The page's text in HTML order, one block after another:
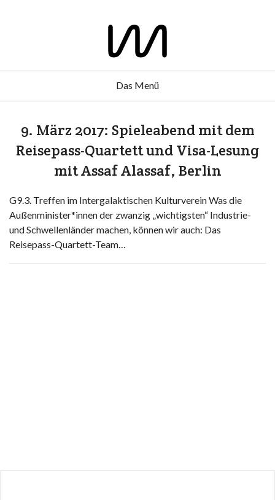
Das Menü
9. März 2017: Spieleabend mit dem
Reisepass-Quartett und Visa-Lesung
mit Assaf Alassaf, Berlin
G9.3. Treffen im Intergalaktischen Kulturverein Was die
Außenminister*innen der zwanzig „wichtigsten“ Industrie-
und Schwellenländer machen, können wir auch: Das
Reisepass-Quartett-Team…